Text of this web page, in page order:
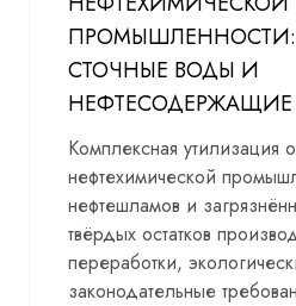
СТОЧНЫЕ ВОДЫ И
НЕФТЕСОДЕРЖАЩИЕ
Комплексная утилизация
нефтехимической
нефтешламов и
твёрдых остатков
переработки,
законодательные